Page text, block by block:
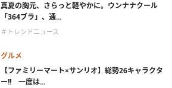
真夏の胸元、さらっと軽やかに。ウンナナクール
「364ブラ」、通...
＃トレンドニュース
グルメ
【ファミリーマート×サンリオ】総勢26キャラクタ
ー!! 一度は...